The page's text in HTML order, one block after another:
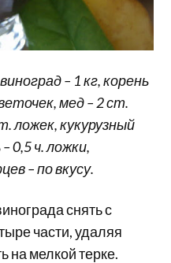
– 1 кг, корень
мед – 2 ст.
ложек, кукурузный
0,5 ч. ложки,
– по вкусу.
снять с
части, удаляя
на мелкой терке.